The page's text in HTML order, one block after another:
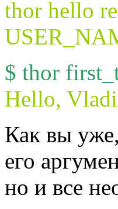
thor hello
$ thor
Hello,
Как вы
его
но и все